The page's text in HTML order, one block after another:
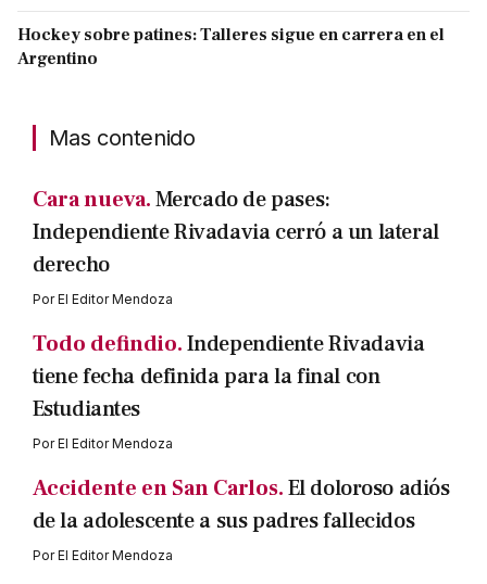
Hockey sobre patines: Talleres sigue en carrera en el
Argentino
Mas contenido
Cara nueva.Mercado de pases:
Independiente Rivadavia cerró a un lateral
derecho
PorEl Editor Mendoza
Todo defindio.Independiente Rivadavia
tiene fecha definida para la final con
Estudiantes
PorEl Editor Mendoza
Accidente en San Carlos.El doloroso adiós
de la adolescente a sus padres fallecidos
PorEl Editor Mendoza